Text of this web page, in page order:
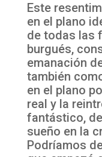
Este
en el plano
de todas las
burgués,
emanación
también
en el plano
real y la
fantástico,
sueño en la
Podríamos